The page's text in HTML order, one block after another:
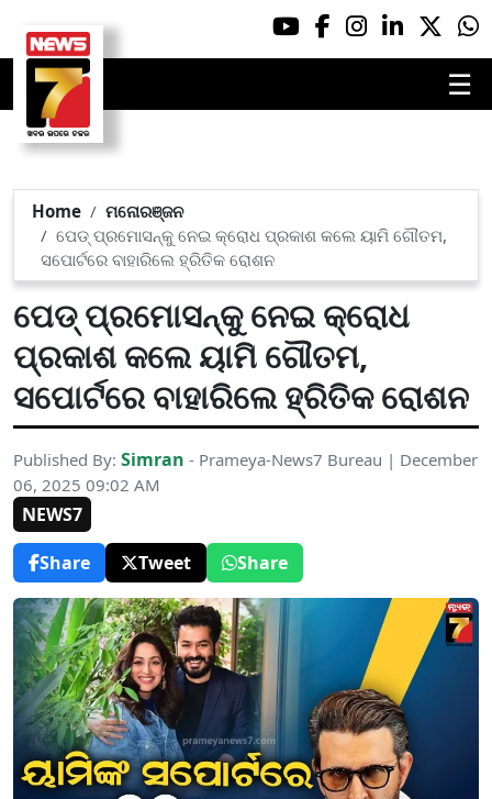
☰
Home
ମନୋରଞ୍ଜନ
ପେଡ୍ ପ୍ରମୋସନ୍‌କୁ ନେଇ କ୍ରୋଧ ପ୍ରକାଶ କଲେ ୟାମି ଗୌତମ,
ସପୋର୍ଟରେ ବାହାରିଲେ ହ୍ରିତିକ ରୋଶନ
ପେଡ୍ ପ୍ରମୋସନ୍‌କୁ ନେଇ କ୍ରୋଧ
ପ୍ରକାଶ କଲେ ୟାମି ଗୌତମ,
ସପୋର୍ଟରେ ବାହାରିଲେ ହ୍ରିତିକ ରୋଶନ
Published By: Simran - Prameya-News7 Bureau | December
06, 2025 09:02 AM
NEWS7
Share
Tweet Share